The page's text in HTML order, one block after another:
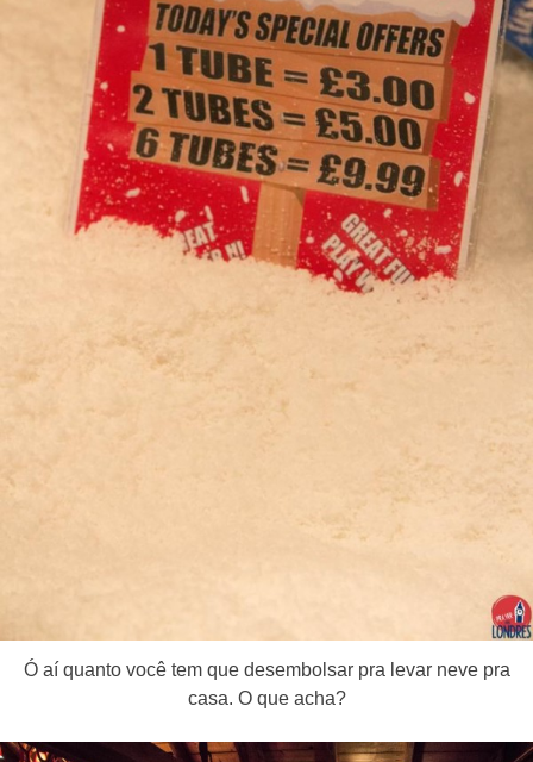
Ó aí quanto você tem que desembolsar pra levar neve pra
casa. O que acha?